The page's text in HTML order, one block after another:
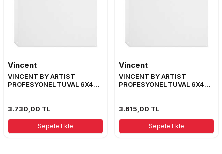
Vincent
VINCENT BY ARTIST
PROFESYONEL TUVAL 6X4
3.730,00 TL
Sepete Ekle
Vincent
VINCENT BY ARTIST
PROFESYONEL TUVAL 6X4
3.615,00 TL
Sepete Ekle